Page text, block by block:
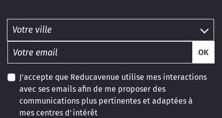
OK
J'accepte que Reducavenue utilise mes interactions
avec ses emails afin de me proposer des
communications plus pertinentes et adaptées à
mes centres d'intérêt